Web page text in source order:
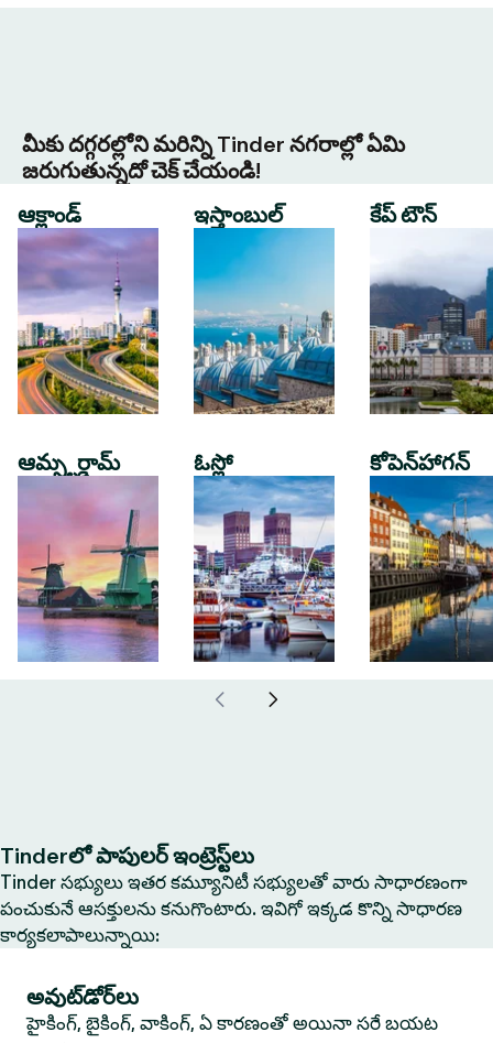
మీకు దగ్గరల్లోని మరిన్ని Tinder నగరాల్లో ఏమి
జరుగుతున్నదో చెక్ చేయండి!
ఆక్లాండ్
ఆమ్స్టర్డామ్
ఇస్తాంబుల్
ఓస్లో
కేప్ టౌన్
కోపెన్‌హాగన్
Tinderలో పాపులర్ ఇంట్రెస్ట్‌లు
Tinder సభ్యులు ఇతర కమ్యూనిటీ సభ్యులతో వారు సాధారణంగా
పంచుకునే ఆసక్తులను కనుగొంటారు. ఇవిగో ఇక్కడ కొన్ని సాధారణ
కార్యకలాపాలున్నాయి:
అవుట్‌డోర్‌లు
హైకింగ్, బైకింగ్, వాకింగ్, ఏ కారణంతో అయినా సరే బయట